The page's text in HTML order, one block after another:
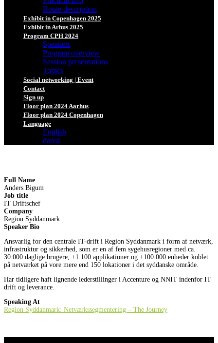
Route description
Exhibit in Copenhagen 2025
Exhibit in Arhus 2025
Program CPH 2024
Speakers
Program overview
Session presentations
Topics
Social networking | Event
Contact
Sign up
Floor plan 2024 Aarhus
Floor plan 2024 Copenhagen
Language
English
dansk
Full Name
Anders Bigum
Job title
IT Driftschef
Company
Region Syddanmark
Speaker Bio
Ansvarlig for den centrale IT-drift i Region Syddanmark i form af netværk,
infrastruktur og sikkerhed, som er en af fem sygehusregioner med ca.
30.000 daglige brugere, +1.100 applikationer og +100.000 enheder koblet
på netværket på vore mere end 150 lokationer i det syddanske område.
Har tidligere haft lignende lederstillinger i Accenture og NNIT indenfor IT
drift og leverance.
Speaking At
Region Syddanmark: Netværkssegmentering – The Journey